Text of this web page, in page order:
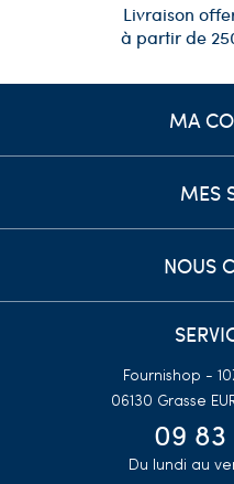
Livraison
à partir de
MA
MES
NOUS
Fournishop -
06130 Grasse
09 83
Du lundi au